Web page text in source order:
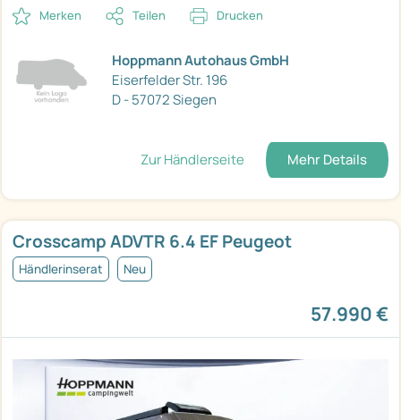
Merken Teilen Drucken
Hoppmann Autohaus GmbH
Eiserfelder Str. 196
D - 57072 Siegen
Zur Händlerseite Mehr Details
Crosscamp ADVTR 6.4 EF Peugeot
Händlerinserat Neu
57.990 €